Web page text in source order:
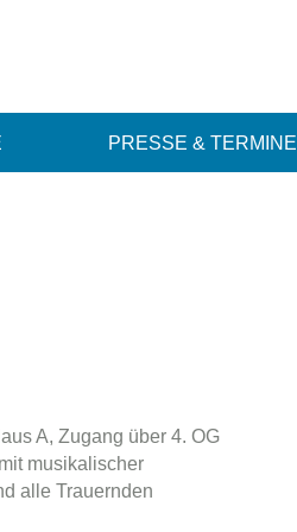
PRESSE & TERMINE
A, Zugang über 4. OG
musikalischer
alle Trauernden